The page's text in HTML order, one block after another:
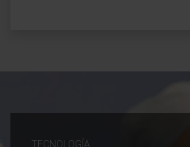
TECNOLOGÍA